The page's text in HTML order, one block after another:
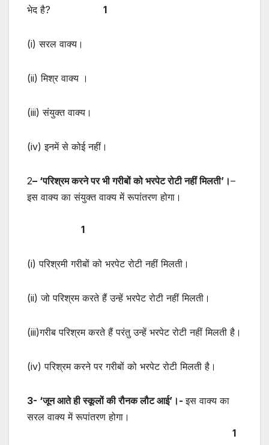
भेद है? 1
(i) सरल वाक्य।
(ii) मिश्र वाक्य ।
(iii) संयुक्त वाक्य।
(iv) इनमें से कोई नहीं।
2– ‘परिश्रम करने पर भी गरीबों को भरपेट रोटी नहीं मिलती’।–
इस वाक्य का संयुक्त वाक्य में रूपांतरण होगा।
1
(i) परिश्रमी गरीबों को भरपेट रोटी नहीं मिलती।
(ii) जो परिश्रम करते हैं उन्हें भरपेट रोटी नहीं मिलती।
(iii)गरीब परिश्रम करते हैं परंतु उन्हें भरपेट रोटी नहीं मिलती है।
(iv) परिश्रम करने पर गरीबों को भरपेट रोटी मिलती है।
3- ‘जून आते ही स्कूलों की रौनक लौट आई’।-इस वाक्य का
सरल वाक्य में रूपांतरण होगा।
1